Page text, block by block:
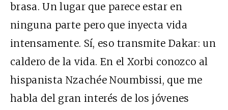
brasa. Un lugar que parece estar en
ninguna parte pero que inyecta vida
intensamente. Sí, eso transmite Dakar: un
caldero de la vida. En el Xorbi conozco al
hispanista Nzachée Noumbissi, que me
habla del gran interés de los jóvenes